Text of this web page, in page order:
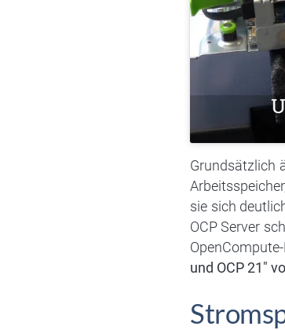
Grundsätzlich
sie sich
OCP Server
und OCP 21″